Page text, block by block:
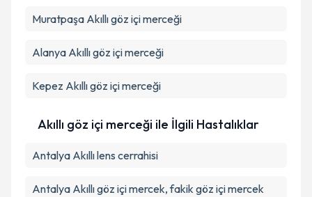
Metni'ni okudum ve kişisel verilerimin belirtilen
Muratpaşa Akıllı göz içi merceği
Alanya Akıllı göz içi merceği
Kepez Akıllı göz içi merceği
Akıllı göz içi merceği ile İlgili Hastalıklar
Antalya Akıllı lens cerrahisi
Antalya Akıllı göz içi mercek, fakik göz içi mercek